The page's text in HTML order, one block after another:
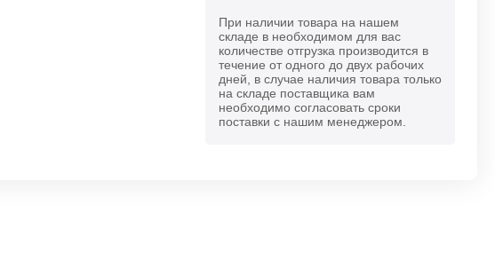
При наличии товара на нашем
складе в необходимом для вас
количестве отгрузка производится в
течение от одного до двух рабочих
дней, в случае наличия товара только
на складе поставщика вам
необходимо согласовать сроки
поставки с нашим менеджером.